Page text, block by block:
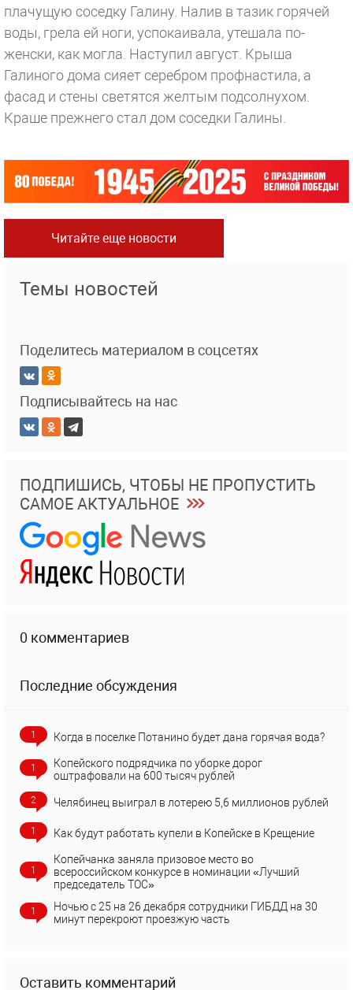
плачущую соседку Галину. Налив в тазик горячей
воды, грела ей ноги, успокаивала, утешала по-
женски, как могла. Наступил август. Крыша
Галиного дома сияет серебром профнастила, а
фасад и стены светятся желтым подсолнухом.
Краше прежнего стал дом соседки Галины.
Читайте еще новости
Темы новостей
Поделитесь материалом в соцсетях
Подписывайтесь на нас
ПОДПИШИСЬ, ЧТОБЫ НЕ ПРОПУСТИТЬ
САМОЕ АКТУАЛЬНОЕ
0 комментариев
Последние обсуждения
1 Когда в поселке Потанино будет дана горячая вода?
1
Копейского подрядчика по уборке дорог
оштрафовали на 600 тысяч рублей
2 Челябинец выиграл в лотерею 5,6 миллионов рублей
1 Как будут работать купели в Копейске в Крещение
1
Копейчанка заняла призовое место во
всероссийском конкурсе в номинации «Лучший
председатель ТОС»
1
Ночью с 25 на 26 декабря сотрудники ГИБДД на 30
минут перекроют проезжую часть
Оставить комментарий